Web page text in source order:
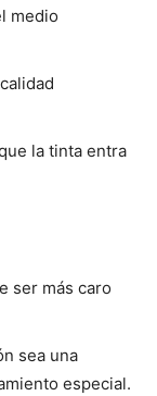
medio
la tinta entra
ser más caro
sea una
especial.